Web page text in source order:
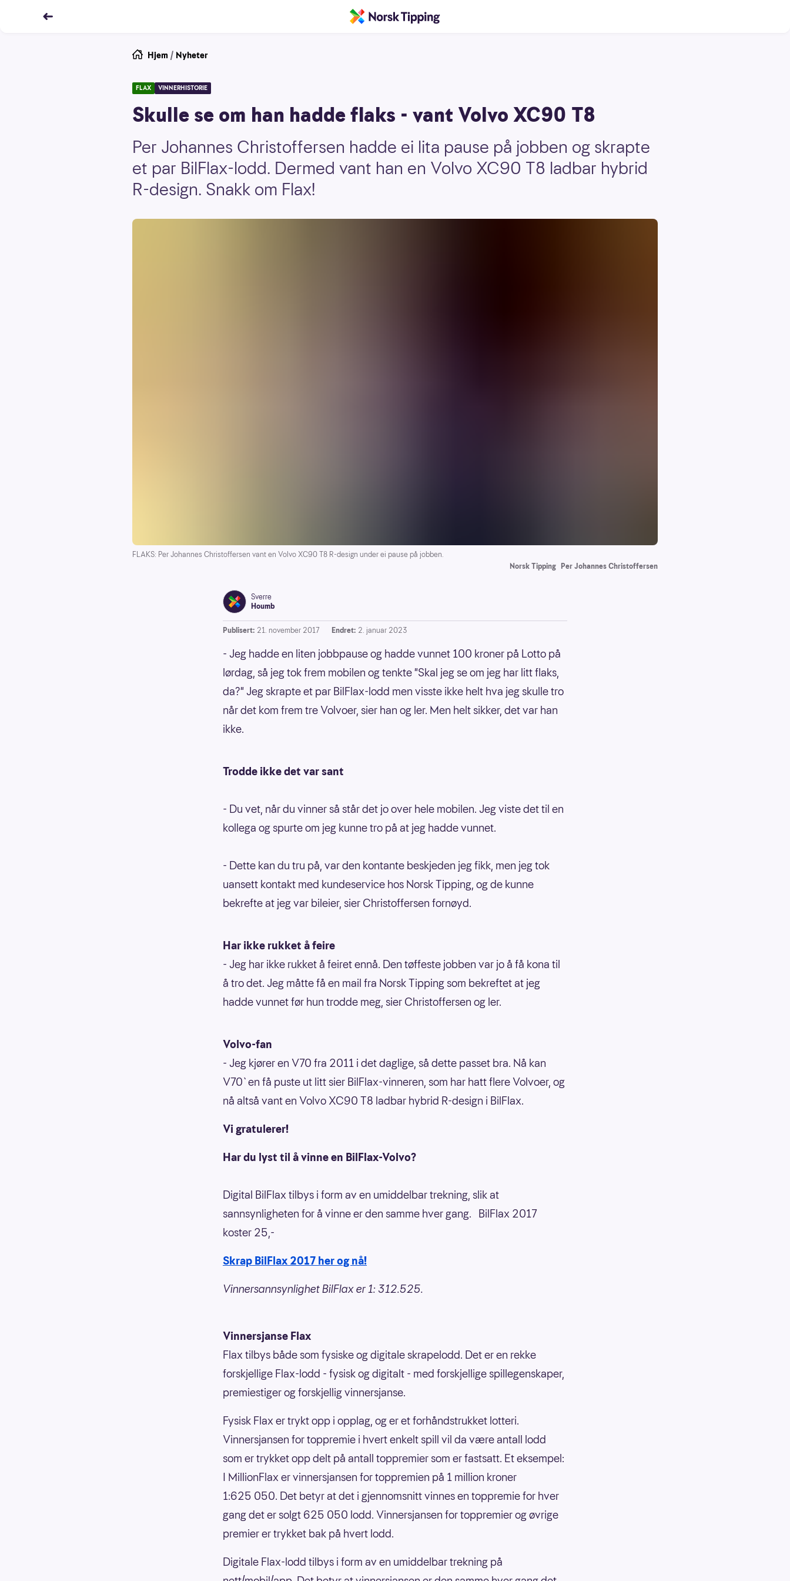
Hjem / Nyheter
FLAX VINNERHISTORIE
Skulle se om han hadde flaks - vant Volvo XC90 T8
Per Johannes Christoffersen hadde ei lita pause på jobben og skrapte
et par BilFlax-lodd. Dermed vant han en Volvo XC90 T8 ladbar hybrid
R-design. Snakk om Flax!
FLAKS: Per Johannes Christoffersen vant en Volvo XC90 T8 R-design under ei pause på jobben.
Norsk Tipping Per Johannes Christoffersen
Sverre
Houmb
Publisert: 21. november 2017 Endret: 2. januar 2023
- Jeg hadde en liten jobbpause og hadde vunnet 100 kroner på Lotto på
lørdag, så jeg tok frem mobilen og tenkte "Skal jeg se om jeg har litt flaks,
da?" Jeg skrapte et par BilFlax-lodd men visste ikke helt hva jeg skulle tro
når det kom frem tre Volvoer, sier han og ler. Men helt sikker, det var han
ikke.
Trodde ikke det var sant
- Du vet, når du vinner så står det jo over hele mobilen. Jeg viste det til en
kollega og spurte om jeg kunne tro på at jeg hadde vunnet.
- Dette kan du tru på, var den kontante beskjeden jeg fikk, men jeg tok
uansett kontakt med kundeservice hos Norsk Tipping, og de kunne
bekrefte at jeg var bileier, sier Christoffersen fornøyd.
Har ikke rukket å feire
- Jeg har ikke rukket å feiret ennå. Den tøffeste jobben var jo å få kona til
å tro det. Jeg måtte få en mail fra Norsk Tipping som bekreftet at jeg
hadde vunnet før hun trodde meg, sier Christoffersen og ler.
Volvo-fan
- Jeg kjører en V70 fra 2011 i det daglige, så dette passet bra. Nå kan
V70`en få puste ut litt sier BilFlax-vinneren, som har hatt flere Volvoer, og
nå altså vant en Volvo XC90 T8 ladbar hybrid R-design i BilFlax.
Vi gratulerer!
Har du lyst til å vinne en BilFlax-Volvo?
Digital BilFlax tilbys i form av en umiddelbar trekning, slik at
sannsynligheten for å vinne er den samme hver gang. BilFlax 2017
koster 25,-
Skrap BilFlax 2017 her og nå!
Vinnersannsynlighet BilFlax er 1: 312.525.
Vinnersjanse Flax
Flax tilbys både som fysiske og digitale skrapelodd. Det er en rekke
forskjellige Flax-lodd - fysisk og digitalt - med forskjellige spillegenskaper,
premiestiger og forskjellig vinnersjanse.
Fysisk Flax er trykt opp i opplag, og er et forhåndstrukket lotteri.
Vinnersjansen for toppremie i hvert enkelt spill vil da være antall lodd
som er trykket opp delt på antall toppremier som er fastsatt. Et eksempel:
I MillionFlax er vinnersjansen for toppremien på 1 million kroner
1:625 050. Det betyr at det i gjennomsnitt vinnes en toppremie for hver
gang det er solgt 625 050 lodd. Vinnersjansen for toppremier og øvrige
premier er trykket bak på hvert lodd.
Digitale Flax-lodd tilbys i form av en umiddelbar trekning på